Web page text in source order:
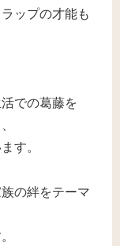
ップの才能も
での葛藤を
す。
の絆をテーマ